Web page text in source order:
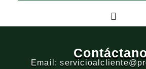
Email: